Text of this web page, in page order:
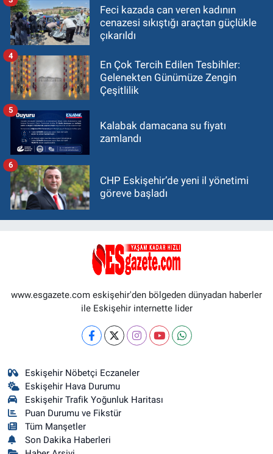
Feci kazada can veren kadının
cenazesi sıkıştığı araçtan güçlükle
çıkarıldı
En Çok Tercih Edilen Tesbihler:
Gelenekten Günümüze Zengin
Çeşitlilik
4
Kalabak damacana su fiyatı
zamlandı
5
CHP Eskişehir’de yeni il yönetimi
göreve başladı
6
www.esgazete.com eskişehir'den bölgeden dünyadan haberler
ile Eskişehir internette lider
Eskişehir Nöbetçi Eczaneler
Eskişehir Hava Durumu
Eskişehir Trafik Yoğunluk Haritası
Puan Durumu ve Fikstür
Tüm Manşetler
Son Dakika Haberleri